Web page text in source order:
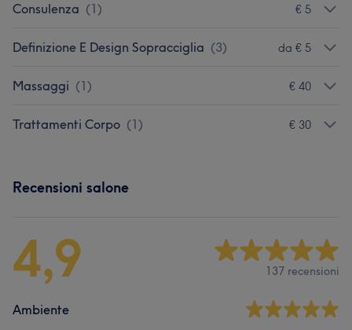
Consulenza (1) € 5
Definizione E Design Sopracciglia (3) da € 5
Massaggi (1) € 40
Trattamenti Corpo (1) € 30
Recensioni salone
4,9 137 recensioni
Ambiente